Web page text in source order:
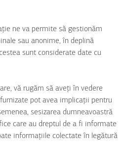
ne va permite să gestionăm
sau anonime, în deplină
sunt considerate date cu
vă rugăm să aveți în vedere
pot avea implicații pentru
sesizarea dumneavoastră
care au dreptul de a fi informate
informațiile colectate în legătură